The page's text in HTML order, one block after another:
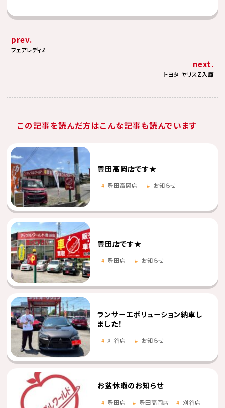
prev.
フェアレディZ
next.
トヨタ ヤリスZ入庫
この記事を読んだ方はこんな記事も読んでいます
豊田高岡店です★
豊田高岡店 お知らせ
豊田店です★
豊田店 お知らせ
ランサーエボリューション納車し
ました！
刈谷店 お知らせ
お盆休暇のお知らせ
豊田店 豊田高岡店
刈谷店